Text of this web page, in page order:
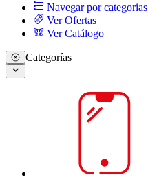
Navegar por categorias
Ver Ofertas
Ver Catálogo
Categorías